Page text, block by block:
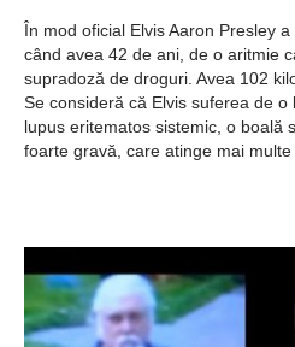
În mod oficial Elvis Aaron Presley
când avea 42 de ani, de o aritmie
supradoză de droguri. Avea 102
Se consideră că Elvis suferea de o
lupus eritematos sistemic, o boală
foarte gravă, care atinge mai multe